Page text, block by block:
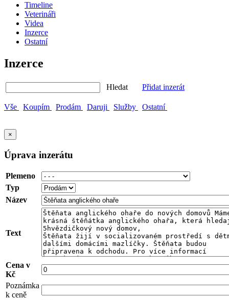
Timeline
Veterináři
Videa
Inzerce
Ostatní
Inzerce
Hledat Přidat inzerát
Vše Koupím Prodám Daruji Služby Ostatní
×
Úprava inzerátu
Plemeno
Typ
Název
Text
Cena v
Kč
Poznámka
k ceně